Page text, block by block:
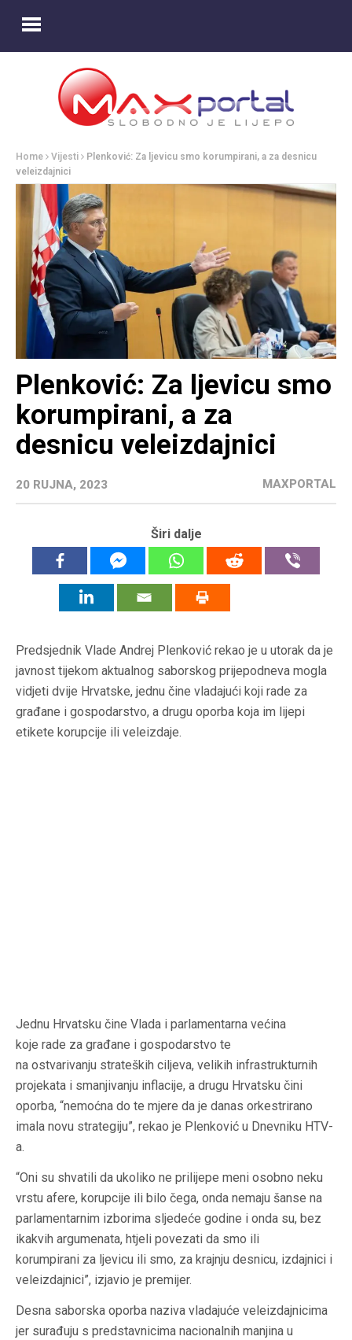
Home Vijesti
Plenković: Za ljevicu smo korumpirani, a za desnicu
veleizdajnici
Plenković: Za ljevicu smo
korumpirani, a za
desnicu veleizdajnici
20 RUJNA, 2023 MAXPORTAL
Širi dalje
Predsjednik Vlade Andrej Plenković rekao je u utorak da je
javnost tijekom aktualnog saborskog prijepodneva mogla
vidjeti dvije Hrvatske, jednu čine vladajući koji rade za
građane i gospodarstvo, a drugu oporba koja im lijepi
etikete korupcije ili veleizdaje.
Jednu Hrvatsku čine Vlada i parlamentarna većina
koje rade za građane i gospodarstvo te
na ostvarivanju strateških ciljeva, velikih infrastrukturnih
projekata i smanjivanju inflacije, a drugu Hrvatsku čini
oporba, “nemoćna do te mjere da je danas orkestrirano
imala novu strategiju”, rekao je Plenković u Dnevniku HTV-
a.
“Oni su shvatili da ukoliko ne prilijepe meni osobno neku
vrstu afere, korupcije ili bilo čega, onda nemaju šanse na
parlamentarnim izborima sljedeće godine i onda su, bez
ikakvih argumenata, htjeli povezati da smo ili
korumpirani za ljevicu ili smo, za krajnju desnicu, izdajnici i
veleizdajnici”, izjavio je premijer.
Desna saborska oporba naziva vladajuće veleizdajnicima
jer surađuju s predstavnicima nacionalnih manjina u